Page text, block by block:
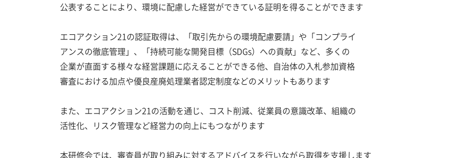
公表することにより、環境に配慮した経営ができている証明を得ることができます
エコアクション21の認証取得は、「取引先からの環境配慮要請」や「コンプライ
アンスの徹底管理」、「持続可能な開発目標（SDGs）への貢献」など、多くの
企業が直面する様々な経営課題に応えることができる他、自治体の入札参加資格
審査における加点や優良産廃処理業者認定制度などのメリットもあります
また、エコアクション21の活動を通じ、コスト削減、従業員の意識改革、組織の
活性化、リスク管理など経営力の向上にもつながります
本研修会では、審査員が取り組みに対するアドバイスを行いながら取得を支援します